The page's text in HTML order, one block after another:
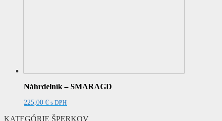
Náhrdelník – SMARAGD
225,00 € s DPH
KATEGÓRIE ŠPERKOV